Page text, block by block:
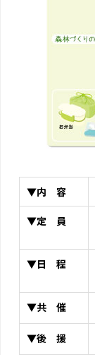
▼内 容
▼定 員
▼日 程
▼共 催
▼後 援